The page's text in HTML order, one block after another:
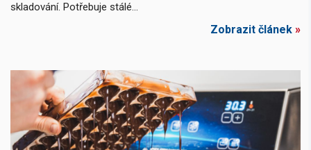
skladování. Potřebuje stálé...
Zobrazit článek »